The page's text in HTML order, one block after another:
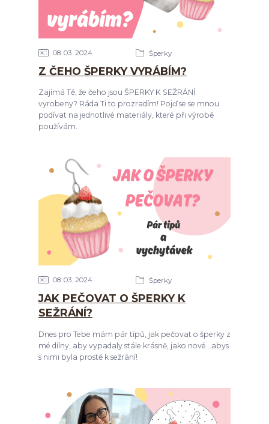
08 03 2024 Šperky
Z ČEHO ŠPERKY VYRÁBÍM?
Zajímá Tě, že čeho jsou ŠPERKY K SEŽRÁNÍ
vyrobeny? Ráda Ti to prozradím! Pojď se se mnou
podívat na jednotlivé materiály, které při výrobě
používám.
08 03 2024 Šperky
JAK PEČOVAT O ŠPERKY K
SEŽRÁNÍ?
Dnes pro Tebe mám pár tipů, jak pečovat o šperky z
mé dílny, aby vypadaly stále krásně, jako nové...abys
s nimi byla prostě k sežrání!